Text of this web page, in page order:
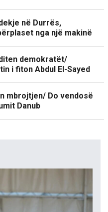
në Durrës,
nga një makinë
demokratët/
i fiton Abdul El-Sayed
mbrojtjen/ Do vendosë
Danub